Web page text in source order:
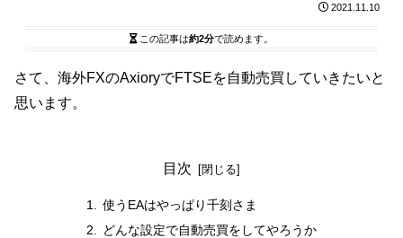
2021.11.10
この記事は約2分で読めます。
さて、海外FXのAxioryでFTSEを自動売買していきたいと
思います。
目次
使うEAはやっぱり千刻さま
どんな設定で自動売買をしてやろうか